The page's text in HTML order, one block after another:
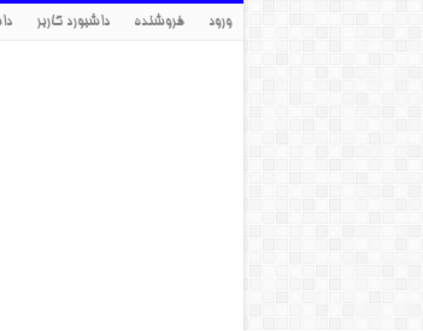
ورود فروشنده داشبورد کاربر